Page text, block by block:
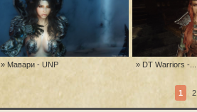
» Мавари - UNP » DT Warriors -...
1 2